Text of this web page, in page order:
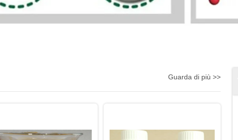
Guarda di più >>